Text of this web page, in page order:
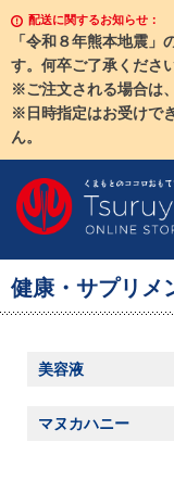
配送に関するお知らせ：
「令和８年熊本地震」
す。何卒ご了承くださ
※ご注文される場合は
※日時指定はお受けで
ん。
健康・サプリメ
美容液
マヌカハニー